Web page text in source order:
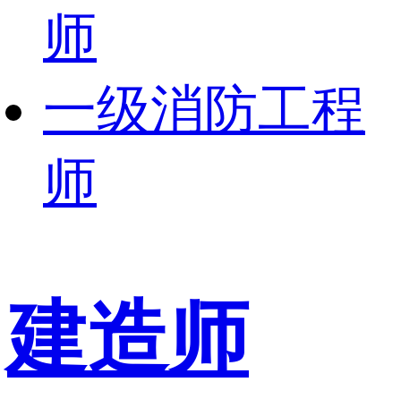
师
一级消防工程
师
建造师